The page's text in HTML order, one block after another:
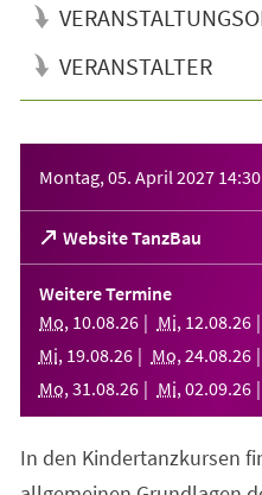
VERANSTALTER
Montag, 05. April 2027 14:30
Website TanzBau
(Öffnet
in
einem
neuen
Tab)
Weitere Termine
Mo, 10.08.26 Mi, 12.08.26
Mi, 19.08.26 Mo, 24.08.26
Mo, 31 .08.26 Mi, 02.09.26
In den Kindertanzkursen